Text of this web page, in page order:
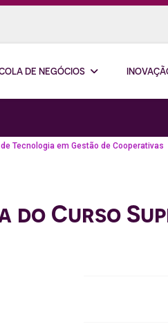
DE NEGÓCIOS
Tecnologia em Gestão de Cooperativas
Curso